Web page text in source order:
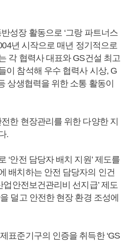
성장 활동으로 ‘그랑 파트너스
년 시작으로 매년 정기적으로
각 협력사 대표와 GS건설 최고
이 참석해 우수 협력사 시상, G
상생협력을 위한 소통 활동이
한 현장관리를 위한 다양한 지
.
‘안전 담당자 배치 지원’ 제도를
배치하는 안전 담당자의 인건
업안전보건관리비 선지급’ 제도
덜고 안전한 현장 환경 조성에
표준기구의 인증을 취득한 ‘GS